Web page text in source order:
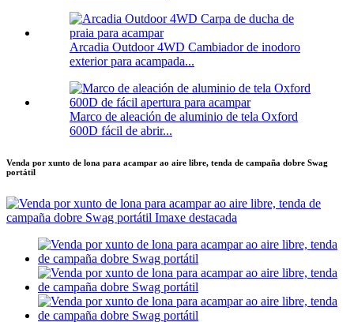
Arcadia Outdoor 4WD Cambiador de inodoro
exterior para acampada...
Marco de aleación de aluminio de tela Oxford
600D fácil de abrir...
Venda por xunto de lona para acampar ao aire libre, tenda de campaña dobre Swag
portátil